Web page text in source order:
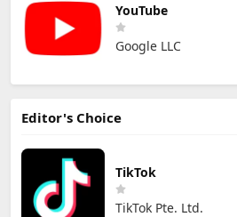
YouTube
Google LLC
Editor's Choice
TikTok
TikTok Pte. Ltd.